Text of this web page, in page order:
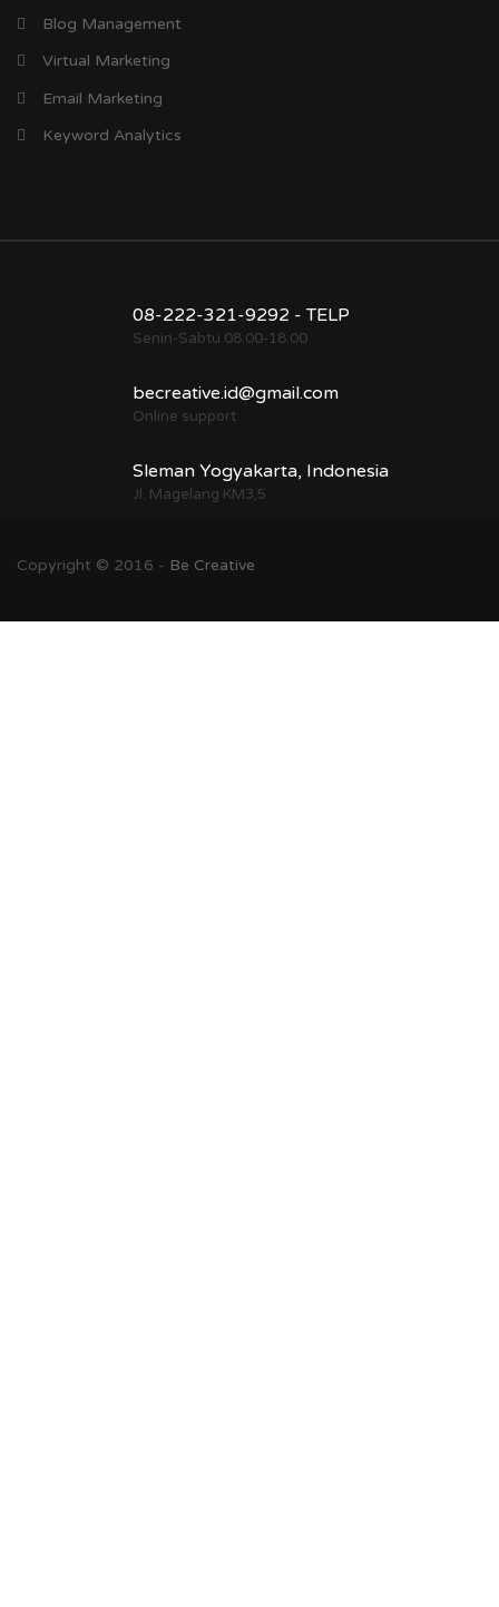
Blog Management
Virtual Marketing
Email Marketing
Keyword Analytics
08-222-321-9292 - TELP
Senin-Sabtu 08.00-18.00
becreative.id@gmail.com
Online support
Sleman Yogyakarta, Indonesia
Jl. Magelang KM3,5
Copyright © 2016 - Be Creative